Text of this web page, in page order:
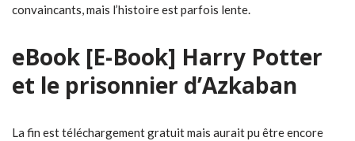
convaincants, mais l’histoire est parfois lente.
eBook [E-Book] Harry Potter
et le prisonnier d’Azkaban
La fin est téléchargement gratuit mais aurait pu être encore